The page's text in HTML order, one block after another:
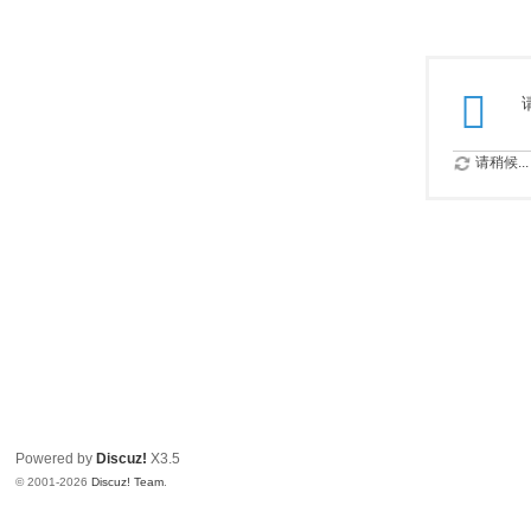
请稍候...
Powered by Discuz! X3.5
© 2001-2026Discuz! Team.